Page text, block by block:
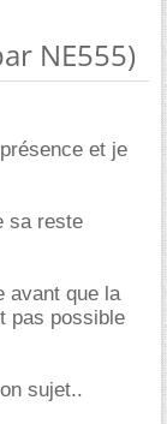
NE555)
et je
sa reste
avant que la
pas possible
sujet..